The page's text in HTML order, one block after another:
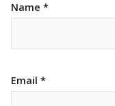
Name *
Email *